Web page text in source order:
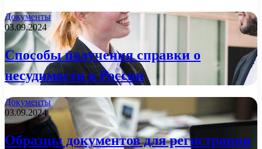
Документы
03.09.2024
Способы получения справки о
несудимости в России
Документы
03.09.2024
Образцы документов для регистрации